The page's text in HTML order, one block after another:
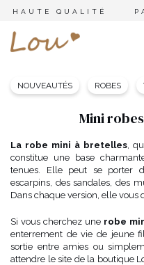
HAUTE QUALITÉ
NOUVEAUTÉS ROBES
Mini
La robe mini à bretelles,
constitue une base
tenues. Elle peut se porter
escarpins, des sandales, des
Dans chaque version, elle vous
Si vous cherchez une robe
enterrement de vie de jeune
sortie entre amies ou
attendre le site de la boutique